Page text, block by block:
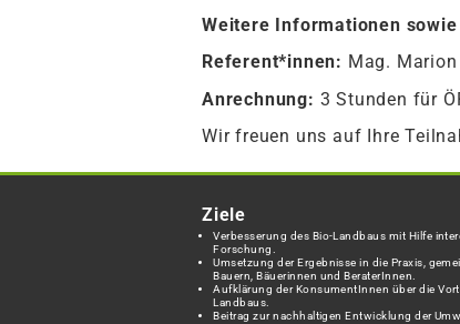
Weitere Informationen
Referent*innen: Mag.
Anrechnung: 3 Stunden für
Wir freuen uns auf Ihre
Ziele
Verbesserung des Bio-Landbaus mit Hilfe
Forschung.
Umsetzung der Ergebnisse in die Praxis,
Bauern, Bäuerinnen und BeraterInnen.
Aufklärung der KonsumentInnen über die
Landbaus.
Beitrag zur nachhaltigen Entwicklung der